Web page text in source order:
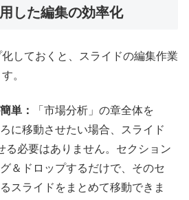
した編集の効率化
しておくと、スライドの編集作業
。
単：
「市場分析」の章全体を
に移動させたい場合、スライド
る必要はありません。セクション
＆ドロップするだけで、そのセ
スライドをまとめて移動できま